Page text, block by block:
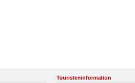
Touristeninformation